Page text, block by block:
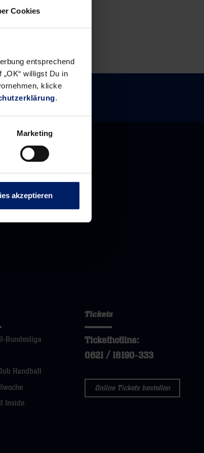
Cookies
entsprechend
willigst Du in
klicke
.
Marketing
akzeptieren
Bundesliga
Handball
Inside
Tickets
Tickethotline:
0621 / 18190-333
Online Tickets bestellen